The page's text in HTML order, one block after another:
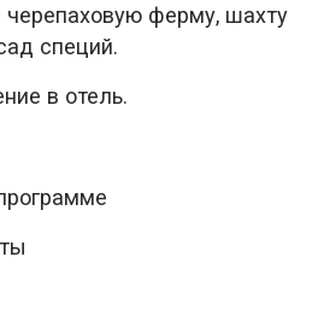
черепаховую ферму, шахту
специй.
в отель.